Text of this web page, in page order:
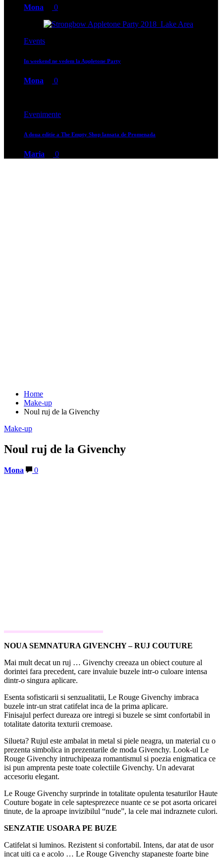
Mona 0
Events
In weekend ne vedem la Appletone Party
Mona 0
Evenimente
A doua editie a The Empty Shop lansata de Promenada
Maria 0
Home
Make-up
Noul ruj de la Givenchy
Make-up
Noul ruj de la Givenchy
Mona 0
NOUA SEMNATURA GIVENCHY – RUJ COUTURE
Mai mult decat un ruj … Givenchy creeaza un obiect couture al
dorintei fara precedent, care invaluie buzele intr-o culoare intensa
dintr-o singura aplicare.
Esenta sofisticarii si senzualitatii, Le Rouge Givenchy imbraca
buzele intr-un strat catifelat inca de la prima aplicare.
Finisajul perfect dureaza ore intregi si buzele se simt confortabil in
totalitate datorita texturii cremoase.
Silueta? Rujul este ambalat in metal si piele neagra, un material cu o
prezenta simbolica in prezentarile de moda Givenchy. Look-ul Le
Rouge Givenchy intruchipeaza romantismul si poezia enigmatica ce
isi pun amprenta peste toate colectiile Givenchy. Un adevarat
accesoriu elegant.
Le Rouge Givenchy surprinde in totalitate opulenta tesaturilor Haute
Couture bogate in cele saptesprezece nuante ce se pot asorta oricarei
tinute, de la aproape invizibilul “nude”, la cele mai indraznete culori.
SENZATIE USOARA PE BUZE
Catifelat si luminos. Rezistent si confortabil. Intens, dar atat de usor
incat uiti ca e acolo … Le Rouge Givenchy stapaneste foarte bine